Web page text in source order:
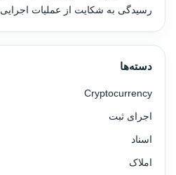
رسیدگی به شکایت از عملیات اجرایی
دسته‌ها
Cryptocurrency
اجرای ثبت
اسناد
املاک